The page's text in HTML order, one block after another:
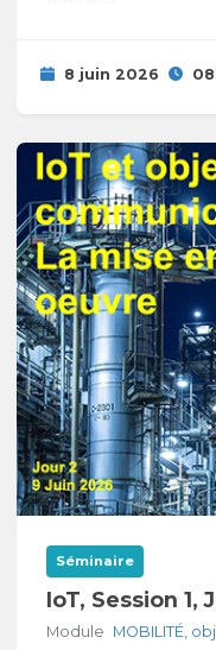
8 juin 2026
Séminaire
IoT, Session 1,
Module MOBILITÉ,